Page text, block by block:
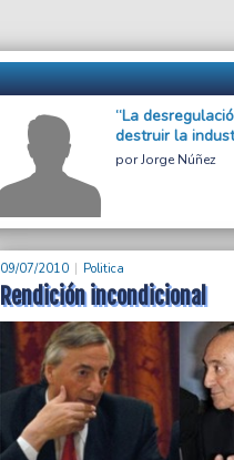
“La
destruir la
Jorge Núñez
09/07/2010 Politica
Rendición incondicional